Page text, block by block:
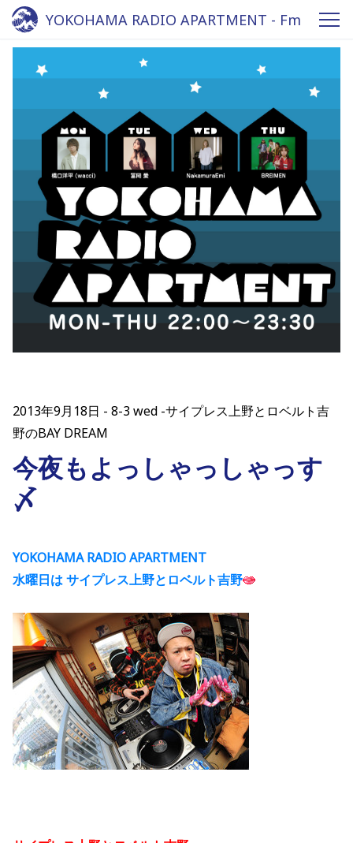
YOKOHAMA RADIO APARTMENT - Fm
yokohama 84.7
2013年9月18日
8-3 wed -サイプレス上野とロベルト吉
野のBAY DREAM
今夜もよっしゃっしゃっす
〆
YOKOHAMA RADIO APARTMENT
水曜日は サイプレス上野とロベルト吉野